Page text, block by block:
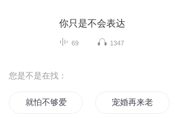
你只是不会表达
69 1347
您是不是在找：
就怕不够爱你 宠婚再来老公你够了